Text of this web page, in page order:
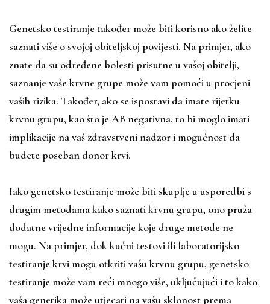
Genetsko testiranje također može biti korisno ako želite
saznati više o svojoj obiteljskoj povijesti. Na primjer, ako
znate da su određene bolesti prisutne u vašoj obitelji,
saznanje vaše krvne grupe može vam pomoći u procjeni
vaših rizika. Također, ako se ispostavi da imate rijetku
krvnu grupu, kao što je AB negativna, to bi moglo imati
implikacije na vaš zdravstveni nadzor i mogućnost da
budete poseban donor krvi.
Iako genetsko testiranje može biti skuplje u usporedbi s
drugim metodama kako saznati krvnu grupu, ono pruža
dodatne vrijedne informacije koje druge metode ne
mogu. Na primjer, dok kućni testovi ili laboratorijsko
testiranje krvi mogu otkriti vašu krvnu grupu, genetsko
testiranje može vam reći mnogo više, uključujući i to kako
vaša genetika može utjecati na vašu sklonost prema